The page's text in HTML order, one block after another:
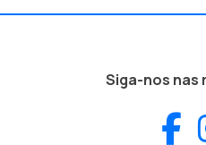
Siga-nos nas